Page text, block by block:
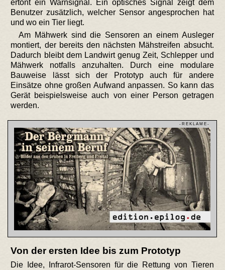
ertönt ein Warnsignal. Ein optisches Signal zeigt dem
Benutzer zusätzlich, welcher Sensor angesprochen hat
und wo ein Tier liegt.
Am Mähwerk sind die Sensoren an einem Ausleger
montiert, der bereits den nächsten Mähstreifen absucht.
Dadurch bleibt dem Landwirt genug Zeit, Schlepper und
Mähwerk notfalls anzuhalten. Durch eine modulare
Bauweise lässt sich der Prototyp auch für andere
Einsätze ohne großen Aufwand anpassen. So kann das
Gerät beispielsweise auch von einer Person getragen
werden.
- R E K L A M E -
Von der ersten Idee bis zum Prototyp
Die Idee, Infrarot-Sensoren für die Rettung von Tieren